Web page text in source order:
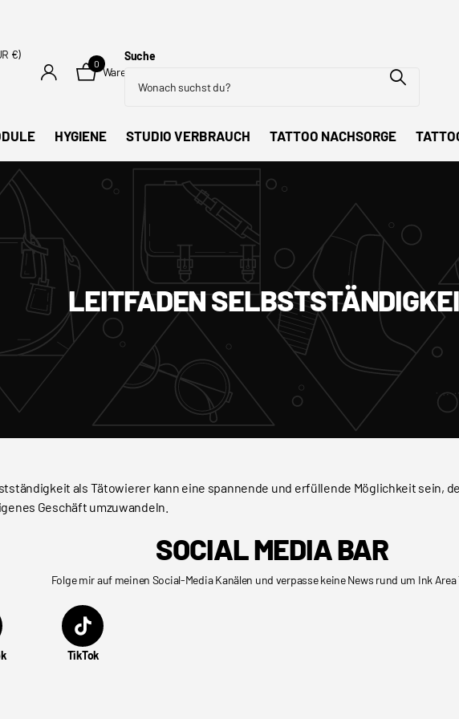
Suche
€)
0
Warenkorb
HYGIENE STUDIO VERBRAUCH TATTOO NACHSORGE
LEITFADEN
als Tätowierer kann eine spannende und erfüllende Möglichkeit sein,
Geschäft umzuwandeln.
SOCIAL MEDIA BAR
Folge mir auf meinen Social-Media Kanälen und verpasse keine News rund um Ink
TikTok